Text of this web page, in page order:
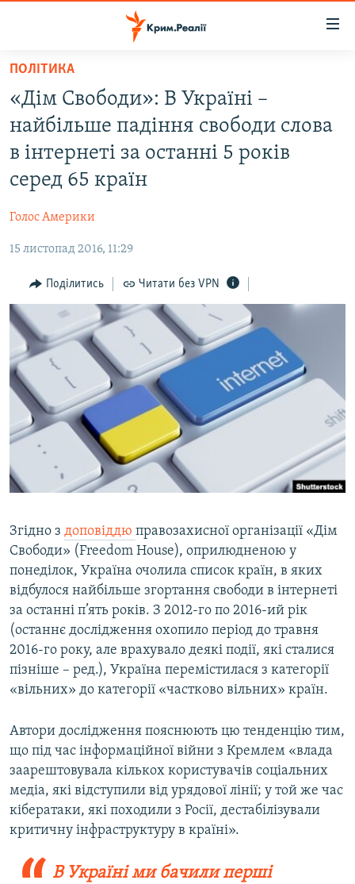
Перейти
основного
матеріалу
Перейти
до
основної
Перейти
до
ВОДА.КРИМ
ВІДЕО ТА ФОТО
ПОЛІТИКА
ІНТЕРВ'Ю
ВСЕ ЗА ДЕНЬ
СПЕЦПРОЕКТИ
ДЕПОРТАЦІЯ
ВІДЕОУРОКИ «ELIFBE»
СВІДЧЕННЯ ОКУПАЦІЇ
УКРАЇНСЬКА ПРОБЛЕМА КРИМУ
ІНФОГРАФІКА
ЯК ОБІЙТИ БЛОКУВАННЯ
Русский
Qırımtatar
ДОЛУЧАЙСЯ!
Усі сайти RFE/RL
ПОЛІТИКА
«Дім Свободи»: В Україні –
найбільше падіння свободи слова
в інтернеті за останні 5 років
серед 65 країн
Голос Америки
15 листопад 2016, 11:29
Поділитись Читати без VPN
Згідно з доповіддю правозахисної організації «Дім
Свободи» (Freedom House), оприлюдненою у
понеділок, Україна очолила список країн, в яких
відбулося найбільше згортання свободи в інтернеті
за останні п’ять років. З 2012-го по 2016-ий рік
(останнє дослідження охопило період до травня
2016-го року, але врахувало деякі події, які сталися
пізніше – ред.), Україна перемістилася з категорії
«вільних» до категорії «частково вільних» країн.
Автори дослідження пояснюють цю тенденцію тим,
що під час інформаційної війни з Кремлем «влада
заарештовувала кількох користувачів соціальних
медіа, які відступили від урядової лінії; у той же час
кібератаки, які походили з Росії, дестабілізували
критичну інфраструктуру в країні».
В Україні ми бачили перші